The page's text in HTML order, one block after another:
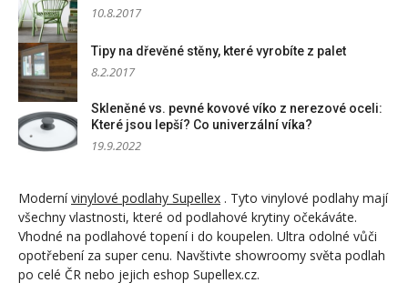
10.8.2017
Tipy na dřevěné stěny, které vyrobíte z palet
8.2.2017
Skleněné vs. pevné kovové víko z nerezové oceli:
Které jsou lepší? Co univerzální víka?
19.9.2022
Modernívinylové podlahy Supellex . Tyto vinylové podlahy mají
všechny vlastnosti, které od podlahové krytiny očekáváte.
Vhodné na podlahové topení i do koupelen. Ultra odolné vůči
opotřebení za super cenu. Navštivte showroomy světa podlah
po celé ČR nebo jejich eshop Supellex.cz.